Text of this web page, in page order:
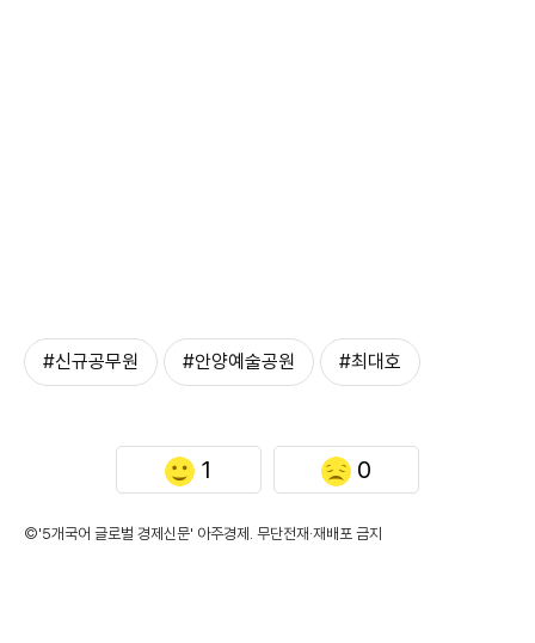
#신규공무원 #안양예술공원 #최대호
1 0
©'5개국어 글로벌 경제신문' 아주경제. 무단전재·재배포 금지